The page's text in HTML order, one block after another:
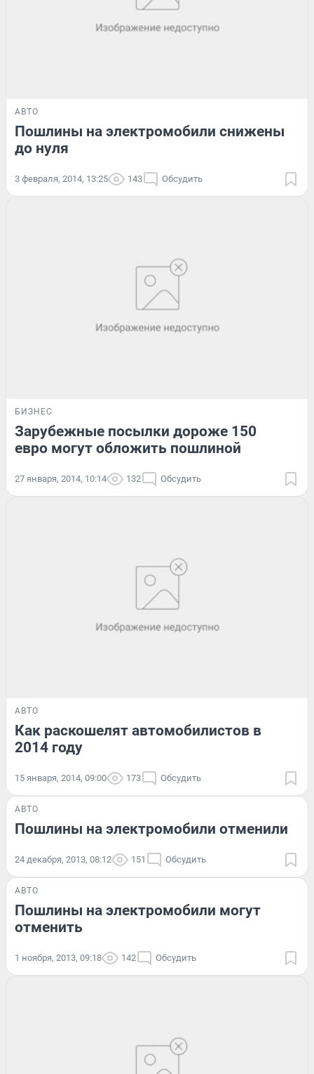
АВТО
Пошлины на электромобили снижены
до нуля
3 февраля, 2014, 13:25 143 Обсудить
БИЗНЕС
Зарубежные посылки дороже 150
евро могут обложить пошлиной
27 января, 2014, 10:14 132 Обсудить
АВТО
Как раскошелят автомобилистов в
2014 году
15 января, 2014, 09:00 173 Обсудить
АВТО
Пошлины на электромобили отменили
24 декабря, 2013, 08:12 151 Обсудить
АВТО
Пошлины на электромобили могут
отменить
1 ноября, 2013, 09:18 142 Обсудить